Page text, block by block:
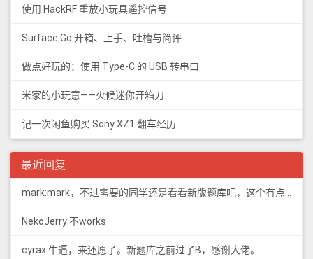
使用 HackRF 重放小玩具遥控信号
Surface Go 开箱、上手、吐槽与简评
做点好玩的：使用 Type-C 的 USB 转串口
米家的小玩意——火候迷你开箱刀
记一次闲鱼购买 Sony XZ1 翻车经历
最近回复
NekoJerry:不works
cyrax:牛逼，来还愿了。新题库之前过了B，感谢大佬。